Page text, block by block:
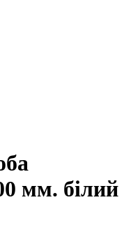
мм. білий